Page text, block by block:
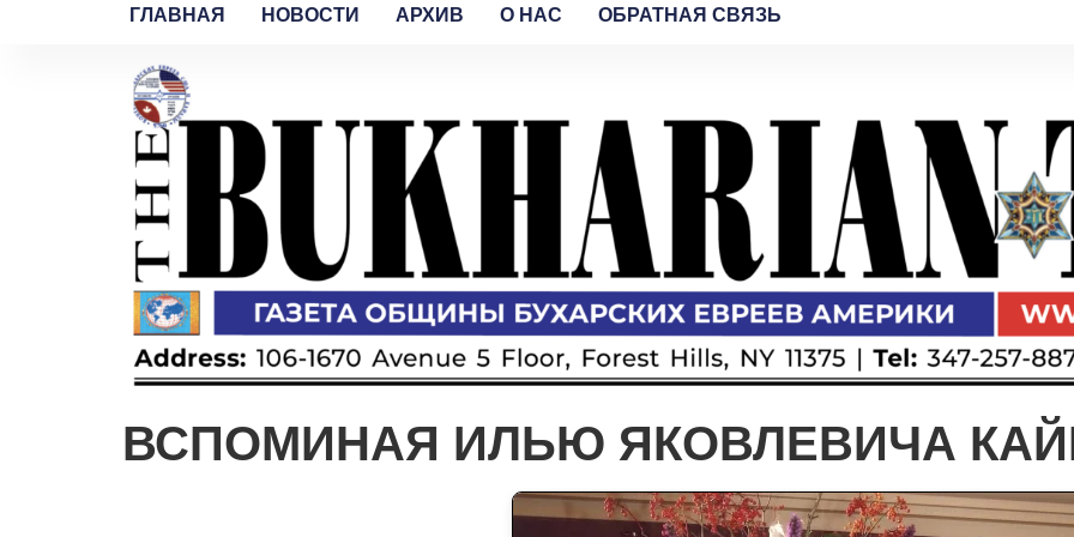
ГЛАВНАЯ НОВОСТИ АРХИВ O HAC ОБРАТНАЯ СВЯЗЬ
ВСПОМИНАЯ ИЛЬЮ ЯКОВЛЕВИЧА